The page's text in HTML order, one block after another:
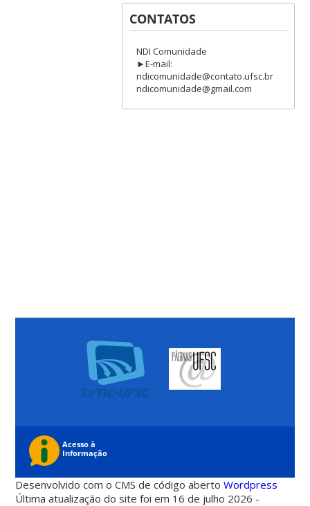
CONTATOS
NDI Comunidade
►E-mail:
ndicomunidade@contato.ufsc.br
ndicomunidade@gmail.com
Desenvolvido com o CMS de código abertoWordpress
Última atualização do site foi em 16 de julho 2026 -